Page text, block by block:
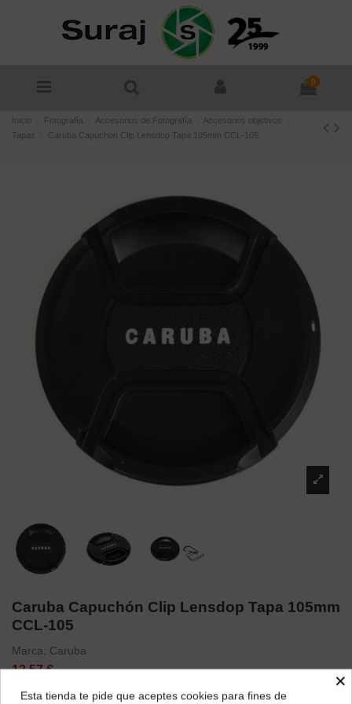
0
Inicio Fotografía Accesorios de Fotografía
Accesorios objetivos
Tapas
Caruba Capuchón Clip Lensdop Tapa 105mm CCL-105
Caruba Capuchón Clip Lensdop Tapa 105mm
CCL-105
Marca: Caruba
13,57 € ×
Esta tienda te pide que aceptes cookies para fines de